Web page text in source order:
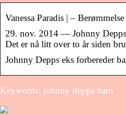
Vanessa Paradis | –
29. nov. 2014 — Johnny
Det er nå litt over to år siden
Johnny Depps eks forbereder
Keywords: johnny depps barn